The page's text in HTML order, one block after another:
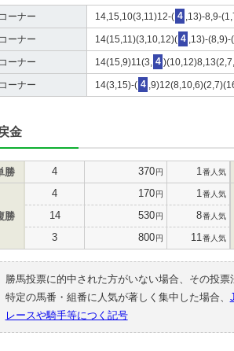
ーナー 14,15,10(3,11)12-( 4 ,13)-8,9-
ーナー 14(15,11)(3,10,12)( 4 ,13)-(8,9)-
ーナー 14(15,9)11(3, 4
ーナー 14(3,15)-( 4
金
勝 4 370円 1 番人気
勝
4 170円 1 番人気
14 530円 8番人気
3 800円 11 番人気
勝馬投票に的中された方がいない場合、その投
特定の馬番・組番に人気が著しく集中した場合、
レースや騎手等につく記号